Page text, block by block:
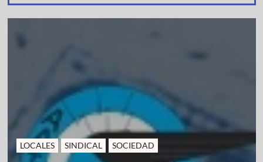
LOCALES SINDICAL SOCIEDAD